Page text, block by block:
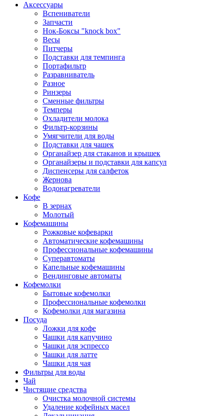
Аксессуары
Вспениватели
Запчасти
Нок-Боксы "knock box"
Весы
Питчеры
Подставки для темпинга
Портафильтр
Разравниватель
Разное
Ринзеры
Сменные фильтры
Темперы
Охладители молока
Фильтр-корзины
Умягчители для воды
Подставки для чашек
Органайзер для стаканов и крышек
Органайзеры и подставки для капсул
Диспенсеры для салфеток
Жернова
Водонагреватели
Кофе
В зернах
Молотый
Кофемашины
Рожковые кофеварки
Автоматические кофемашины
Профессиональные кофемашины
Суперавтоматы
Капельные кофемашины
Вендинговые автоматы
Кофемолки
Бытовые кофемолки
Профессиональные кофемолки
Кофемолки для магазина
Посуда
Ложки для кофе
Чашки для капучино
Чашки для эспрессо
Чашки для латте
Чашки для чая
Фильтры для воды
Чай
Чистящие средства
Очистка молочной системы
Удаление кофейных масел